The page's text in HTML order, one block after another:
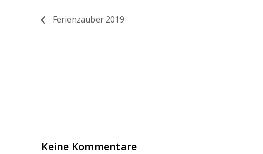
Ferienzauber 2019
Keine Kommentare